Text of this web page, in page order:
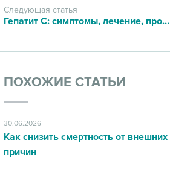
Следующая статья
Гепатит С: симптомы, лечение, профилактика
ПОХОЖИЕ СТАТЬИ
30.06.2026
Как снизить смертность от внешних
причин